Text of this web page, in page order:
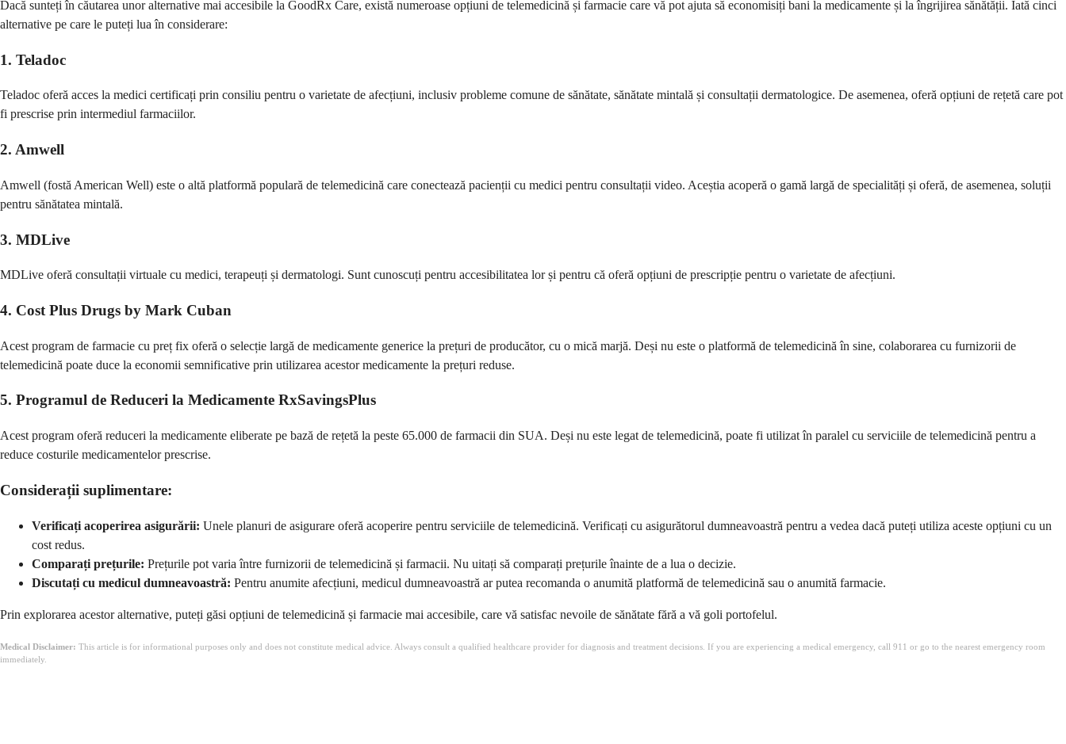
Dacă sunteți în căutarea unor alternative mai accesibile la GoodRx Care, există numeroase opțiuni de telemedicină și farmacie care vă pot ajuta să economisiți bani la medicamente și la îngrijirea sănătății. Iată cinci
alternative pe care le puteți lua în considerare:
1. Teladoc
Teladoc oferă acces la medici certificați prin consiliu pentru o varietate de afecțiuni, inclusiv probleme comune de sănătate, sănătate mintală și consultații dermatologice. De asemenea, oferă opțiuni de rețetă care pot
fi prescrise prin intermediul farmaciilor.
2. Amwell
Amwell (fostă American Well) este o altă platformă populară de telemedicină care conectează pacienții cu medici pentru consultații video. Aceștia acoperă o gamă largă de specialități și oferă, de asemenea, soluții
pentru sănătatea mintală.
3. MDLive
MDLive oferă consultații virtuale cu medici, terapeuți și dermatologi. Sunt cunoscuți pentru accesibilitatea lor și pentru că oferă opțiuni de prescripție pentru o varietate de afecțiuni.
4. Cost Plus Drugs by Mark Cuban
Acest program de farmacie cu preț fix oferă o selecție largă de medicamente generice la prețuri de producător, cu o mică marjă. Deși nu este o platformă de telemedicină în sine, colaborarea cu furnizorii de
telemedicină poate duce la economii semnificative prin utilizarea acestor medicamente la prețuri reduse.
5. Programul de Reduceri la Medicamente RxSavingsPlus
Acest program oferă reduceri la medicamente eliberate pe bază de rețetă la peste 65.000 de farmacii din SUA. Deși nu este legat de telemedicină, poate fi utilizat în paralel cu serviciile de telemedicină pentru a
reduce costurile medicamentelor prescrise.
Considerații suplimentare:
Verificați acoperirea asigurării: Unele planuri de asigurare oferă acoperire pentru serviciile de telemedicină. Verificați cu asigurătorul dumneavoastră pentru a vedea dacă puteți utiliza aceste opțiuni cu un
cost redus.
Comparați prețurile: Prețurile pot varia între furnizorii de telemedicină și farmacii. Nu uitați să comparați prețurile înainte de a lua o decizie.
Discutați cu medicul dumneavoastră: Pentru anumite afecțiuni, medicul dumneavoastră ar putea recomanda o anumită platformă de telemedicină sau o anumită farmacie.
Prin explorarea acestor alternative, puteți găsi opțiuni de telemedicină și farmacie mai accesibile, care vă satisfac nevoile de sănătate fără a vă goli portofelul.
Medical Disclaimer: This article is for informational purposes only and does not constitute medical advice. Always consult a qualified healthcare provider for diagnosis and treatment decisions. If you are experiencing a medical emergency, call 911 or go to the nearest emergency room
immediately.